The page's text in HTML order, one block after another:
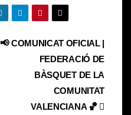
📢 COMUNICAT OFICIAL |
FEDERACIÓ DE
BÀSQUET DE LA
COMUNITAT
VALENCIANA 🏀